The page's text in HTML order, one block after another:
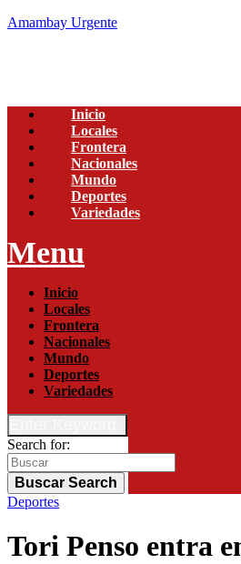
Amambay Urgente
Inicio
Locales
Frontera
Nacionales
Mundo
Deportes
Variedades
Menu
Inicio
Locales
Frontera
Nacionales
Mundo
Deportes
Variedades
Search for:
Buscar Search
Deportes
Tori Penso entra